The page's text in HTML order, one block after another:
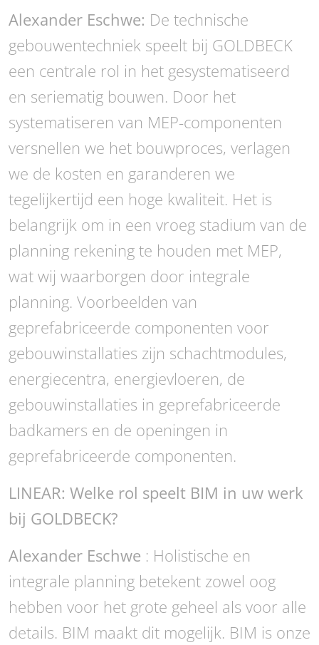
Alexander Eschwe: De technische
gebouwentechniek speelt bij GOLDBECK
een centrale rol in het gesystematiseerd
en seriematig bouwen. Door het
systematiseren van MEP-componenten
versnellen we het bouwproces, verlagen
we de kosten en garanderen we
tegelijkertijd een hoge kwaliteit. Het is
belangrijk om in een vroeg stadium van de
planning rekening te houden met MEP,
wat wij waarborgen door integrale
planning. Voorbeelden van
geprefabriceerde componenten voor
gebouwinstallaties zijn schachtmodules,
energiecentra, energievloeren, de
gebouwinstallaties in geprefabriceerde
badkamers en de openingen in
geprefabriceerde componenten.
LINEAR: Welke rol speelt BIM in uw werk
bij GOLDBECK?
Alexander Eschwe : Holistische en
integrale planning betekent zowel oog
hebben voor het grote geheel als voor alle
details. BIM maakt dit mogelijk. BIM is onze